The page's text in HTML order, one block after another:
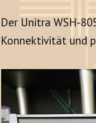
Der Unitra WSH-
Konnektivität und